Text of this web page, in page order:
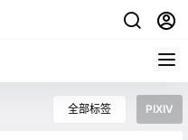
全部标签 PIXIV